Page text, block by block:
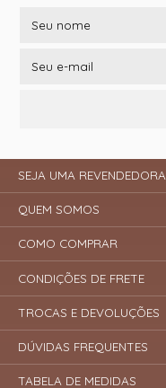
SEJA UMA REVENDEDORA
QUEM SOMOS
COMO COMPRAR
CONDIÇÕES DE FRETE
TROCAS E DEVOLUÇÕES
DÚVIDAS FREQUENTES
TABELA DE MEDIDAS